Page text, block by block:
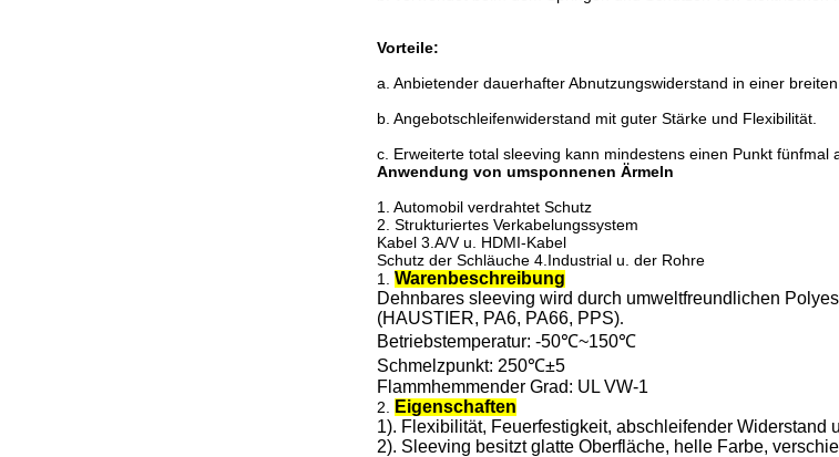
Vorteile:
a. Anbietender dauerhafter Abnutzungswiderstand in einer
b. Angebotschleifenwiderstand mit guter Stärke und Flexibilität.
c. Erweiterte total sleeving kann mindestens einen Punkt fünfmal
Anwendung von umsponnenen Ärmeln
1. Automobil verdrahtet Schutz
2. Strukturiertes Verkabelungssystem
Kabel 3.A/V u. HDMI-Kabel
Schutz der Schläuche 4.Industrial u. der Rohre
1. Warenbeschreibung
Dehnbares sleeving wird durch umweltfreundlichen
(HAUSTIER, PA6, PA66, PPS).
Betriebstemperatur: -50℃~150℃
Schmelzpunkt: 250℃±5
Flammhemmender Grad: UL VW-1
2.
Eigenschaften
1). Flexibilität, Feuerfestigkeit, abschleifender Widerstand
2). Sleeving besitzt glatte Oberfläche, helle Farbe,